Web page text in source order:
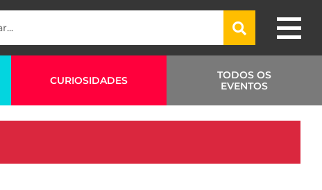
CURIOSIDADES
TODOS OS
EVENTOS